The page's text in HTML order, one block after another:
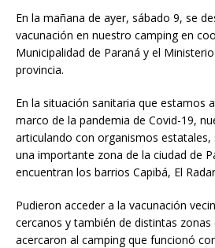
c
e
b
o
o
k
it
te
at
s
p
p
En la mañana de ayer, sábado 9, se
vacunación en nuestro camping en
Municipalidad de Paraná y el
provincia.
En la situación sanitaria que estamos
marco de la pandemia de Covid-19,
articulando con organismos estatales,
una importante zona de la ciudad de
encuentran los barrios Capibá, El
Pudieron acceder a la vacunación
cercanos y también de distintas zonas
acercaron al camping que funcionó